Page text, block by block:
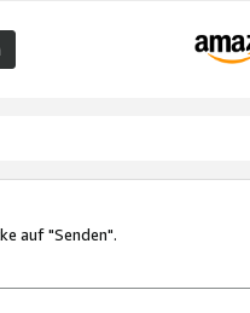
auf "Senden".